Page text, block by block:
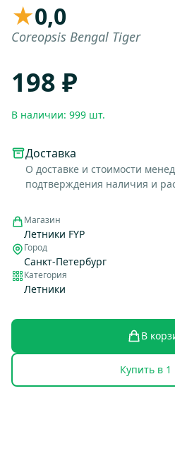
★0,0
Coreopsis Bengal Tiger
198 ₽
В наличии: 999 шт.
Доставка
О доставке и стоимости
подтверждения наличия и
Магазин
Летники FYP
Город
Санкт-Петербург
Категория
Летники
В
Купить в 1